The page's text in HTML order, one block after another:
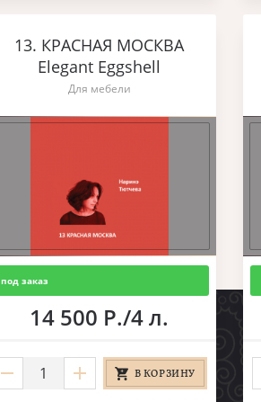
13. КРАСНАЯ МОСКВА
Elegant Eggshell
Для мебели
под заказ
14 500 Р./4 л.
В КОРЗИНУ